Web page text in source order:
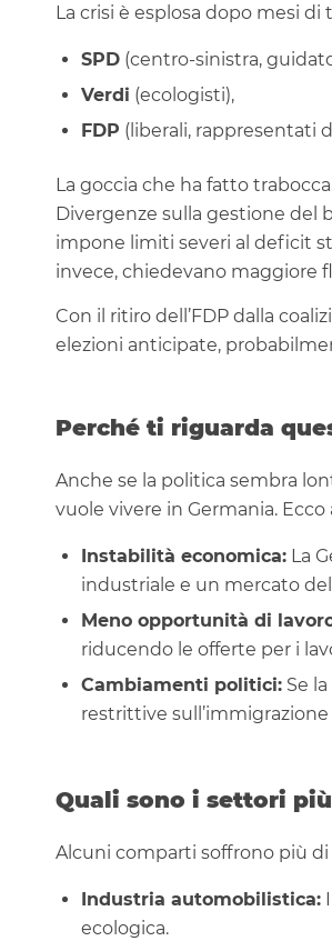
La crisi è esplosa dopo mesi
SPD (centro-sinistra,
Verdi (ecologisti),
FDP (liberali, rappresentati
La goccia che ha fatto
Divergenze sulla gestione del
impone limiti severi al deficit
invece, chiedevano maggiore
Con il ritiro dell’FDP dalla
elezioni anticipate,
Perché ti riguarda
Anche se la politica sembra
vuole vivere in Germania.
Instabilità economica: La
industriale e un mercato
Meno opportunità di
riducendo le offerte per i
Cambiamenti politici: Se
restrittive
Quali sono i settori
Alcuni comparti soffrono più di
Industria automobilistica:
ecologica.